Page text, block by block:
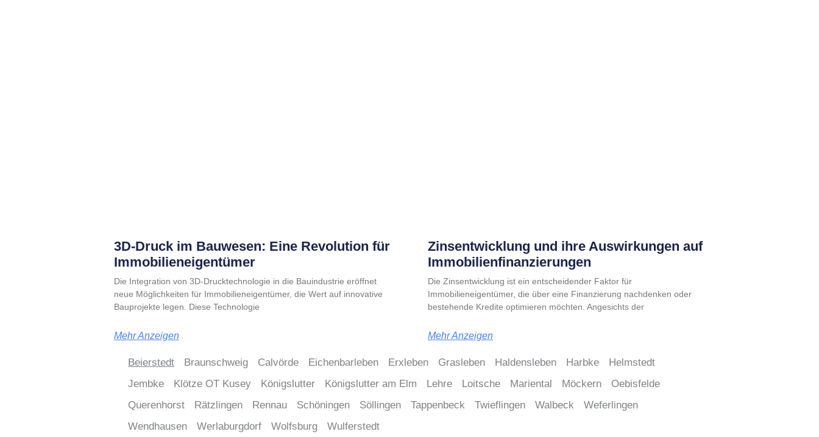
3D-Druck im Bauwesen: Eine Revolution für
Immobilieneigentümer
Die Integration von 3D-Drucktechnologie in die Bauindustrie eröffnet
neue Möglichkeiten für Immobilieneigentümer, die Wert auf innovative
Bauprojekte legen. Diese Technologie
Mehr Anzeigen
Zinsentwicklung und ihre Auswirkungen auf
Immobilienfinanzierungen
Die Zinsentwicklung ist ein entscheidender Faktor für
Immobilieneigentümer, die über eine Finanzierung nachdenken oder
bestehende Kredite optimieren möchten. Angesichts der
Mehr Anzeigen
Beierstedt Braunschweig Calvörde Eichenbarleben Erxleben Grasleben Haldensleben Harbke
Helmstedt
Jembke
Klötze OT Kusey Königslutter Königslutter am Elm Lehre Loitsche Mariental Möckern
Oebisfelde
Querenhorst
Rätzlingen Rennau Schöningen Söllingen Tappenbeck Twieflingen Walbeck
Weferlingen
Wendhausen
Werlaburgdorf Wolfsburg Wulferstedt